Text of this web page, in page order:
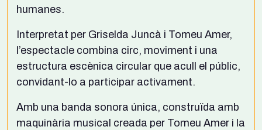
humanes.
Interpretat per Griselda Juncà i Tomeu Amer,
l’espectacle combina circ, moviment i una
estructura escènica circular que acull el públic,
convidant-lo a participar activament.
Amb una banda sonora única, construïda amb
maquinària musical creada per Tomeu Amer i la